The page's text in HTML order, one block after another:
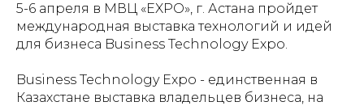
5-6 апреля в МВЦ «EXPO», г. Астана пройдет
международная выставка технологий и идей
для бизнеса Business Technology Expo.
Business Technology Expo - единственная в
Казахстане выставка владельцев бизнеса, на